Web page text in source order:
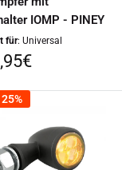
IOMP - PINEY
für: Universal